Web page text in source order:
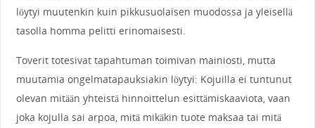
löytyi muutenkin kuin pikkusuolaisen muodossa ja yleisellä
tasolla homma pelitti erinomaisesti.
Toverit totesivat tapahtuman toimivan mainiosti, mutta
muutamia ongelmatapauksiakin löytyi: Kojuilla ei tuntunut
olevan mitään yhteistä hinnoittelun esittämiskaaviota, vaan
joka kojulla sai arpoa, mitä mikäkin tuote maksaa tai mitä